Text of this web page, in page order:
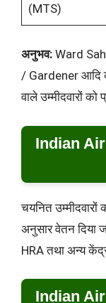
(MTS)
अनुभव: Ward
/ Gardener आदि
वाले उम्मीदवारों को
Indian
चयनित उम्मीदवारों
अनुसार वेतन दिया
HRA तथा अन्य
Indian